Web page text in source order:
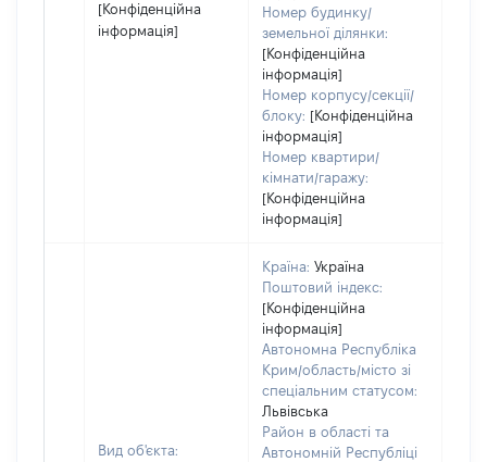
[Конфіденційна
інформація]
Номер будинку/
земельної ділянки:
[Конфіденційна
інформація]
Номер корпусу/секції/
блоку: [Конфіденційна
інформація]
Номер квартири/
кімнати/гаражу:
[Конфіденційна
інформація]
Вид об'єкта:
Країна: Україна
Поштовий індекс:
[Конфіденційна
інформація]
Автономна Республіка
Крим/область/місто зі
спеціальним статусом:
Львівська
Район в області та
Автономній Республіці